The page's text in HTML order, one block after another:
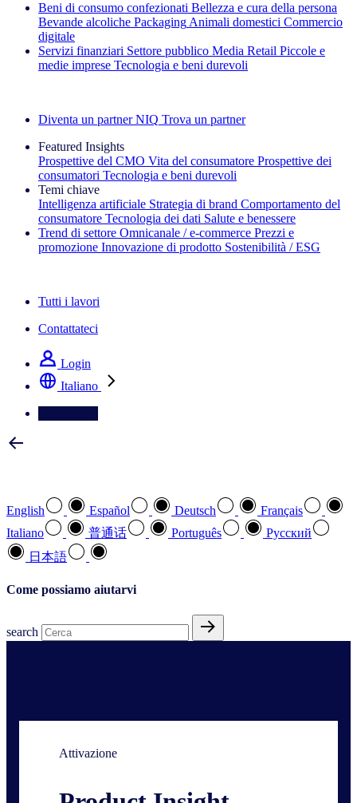
Beni di consumo confezionati Bellezza e cura della persona
Bevande alcoliche Packaging Animali domestici Commercio
digitale
Servizi finanziari Settore pubblico Media Retail Piccole e
medie imprese Tecnologia e beni durevoli
Diventa un partner NIQ Trova un partner
Featured Insights
Prospettive del CMO Vita del consumatore Prospettive dei
consumatori Tecnologia e beni durevoli
Temi chiave
Intelligenza artificiale Strategia di brand Comportamento del
consumatore Tecnologia dei dati Salute e benessere
Trend di settore Omnicanale / e‑commerce Prezzi e
promozione Innovazione di prodotto Sostenibilità / ESG
Tutti i lavori
Contattateci
Login
Italiano
English Español Deutsch
Français
Italiano
普通话 Português
Pусский
日本語
Come possiamo aiutarvi
search
Attivazione